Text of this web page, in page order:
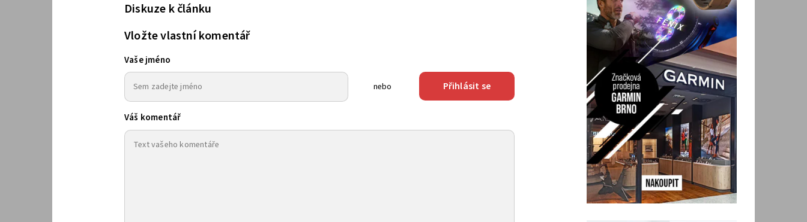
Diskuze k článku
Vložte vlastní komentář
Vaše jméno
nebo Přihlásit se
Váš komentář